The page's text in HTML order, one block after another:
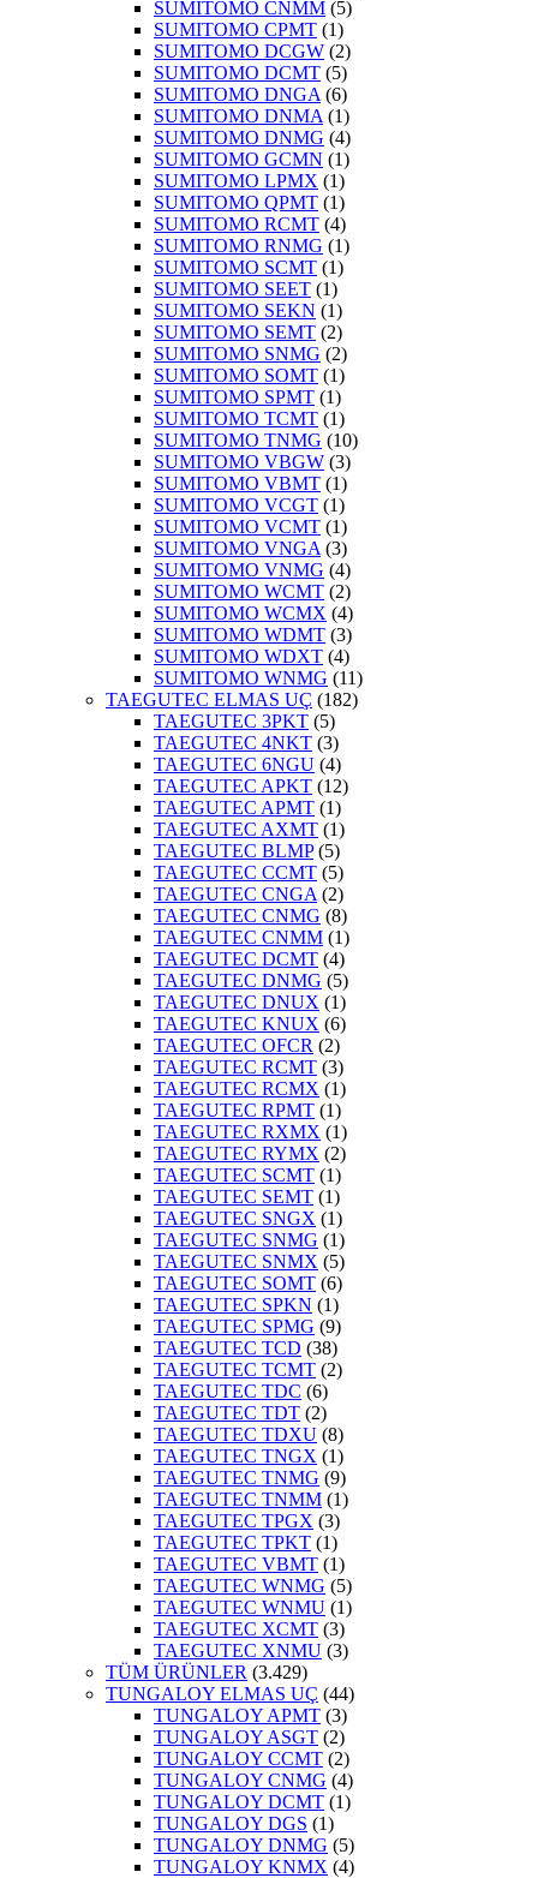
SUMITOMO CNMM (5)
SUMITOMO CPMT (1)
SUMITOMO DCGW (2)
SUMITOMO DCMT (5)
SUMITOMO DNGA (6)
SUMITOMO DNMA (1)
SUMITOMO DNMG (4)
SUMITOMO GCMN (1)
SUMITOMO LPMX (1)
SUMITOMO QPMT (1)
SUMITOMO RCMT (4)
SUMITOMO RNMG (1)
SUMITOMO SCMT (1)
SUMITOMO SEET (1)
SUMITOMO SEKN (1)
SUMITOMO SEMT (2)
SUMITOMO SNMG (2)
SUMITOMO SOMT (1)
SUMITOMO SPMT (1)
SUMITOMO TCMT (1)
SUMITOMO TNMG (10)
SUMITOMO VBGW (3)
SUMITOMO VBMT (1)
SUMITOMO VCGT (1)
SUMITOMO VCMT (1)
SUMITOMO VNGA (3)
SUMITOMO VNMG (4)
SUMITOMO WCMT (2)
SUMITOMO WCMX (4)
SUMITOMO WDMT (3)
SUMITOMO WDXT (4)
SUMITOMO WNMG (11)
TAEGUTEC ELMAS UÇ (182)
TAEGUTEC 3PKT (5)
TAEGUTEC 4NKT (3)
TAEGUTEC 6NGU (4)
TAEGUTEC APKT (12)
TAEGUTEC APMT (1)
TAEGUTEC AXMT (1)
TAEGUTEC BLMP(5)
TAEGUTEC CCMT (5)
TAEGUTEC CNGA (2)
TAEGUTEC CNMG (8)
TAEGUTEC CNMM (1)
TAEGUTEC DCMT (4)
TAEGUTEC DNMG (5)
TAEGUTEC DNUX (1)
TAEGUTEC KNUX (6)
TAEGUTEC OFCR (2)
TAEGUTEC RCMT (3)
TAEGUTEC RCMX (1)
TAEGUTEC RPMT (1)
TAEGUTEC RXMX (1)
TAEGUTEC RYMX (2)
TAEGUTEC SCMT (1)
TAEGUTEC SEMT (1)
TAEGUTEC SNGX (1)
TAEGUTEC SNMG (1)
TAEGUTEC SNMX (5)
TAEGUTEC SOMT (6)
TAEGUTEC SPKN (1)
TAEGUTEC SPMG (9)
TAEGUTEC TCD (38)
TAEGUTEC TCMT (2)
TAEGUTEC TDC (6)
TAEGUTEC TDT (2)
TAEGUTEC TDXU (8)
TAEGUTEC TNGX (1)
TAEGUTEC TNMG (9)
TAEGUTEC TNMM (1)
TAEGUTEC TPGX (3)
TAEGUTEC TPKT (1)
TAEGUTEC VBMT (1)
TAEGUTEC WNMG (5)
TAEGUTEC WNMU (1)
TAEGUTEC XCMT (3)
TAEGUTEC XNMU (3)
TÜM ÜRÜNLER (3.429)
TUNGALOY ELMAS UÇ (44)
TUNGALOY APMT (3)
TUNGALOY ASGT (2)
TUNGALOY CCMT (2)
TUNGALOY CNMG (4)
TUNGALOY DCMT (1)
TUNGALOY DGS (1)
TUNGALOY DNMG (5)
TUNGALOY KNMX (4)